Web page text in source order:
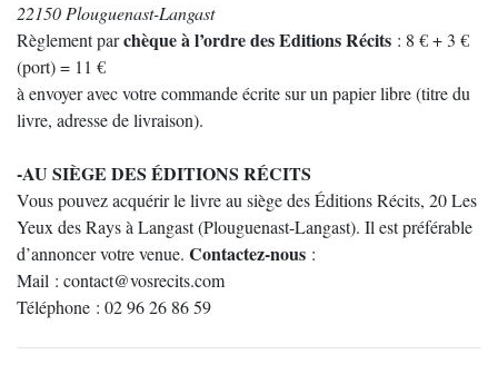
22150 Plouguenast-Langast
Règlement parchèque à l’ordre des Editions Récits : 8 € + 3 €
(port) = 11 €
à envoyer avec votre commande écrite sur un papier libre (titre du
livre, adresse de livraison).
-AU SIÈGE DES ÉDITIONS RÉCITS
Vous pouvez acquérir le livre au siège des Éditions Récits, 20 Les
Yeux des Rays à Langast (Plouguenast-Langast). Il est préférable
d’annoncer votre venue. Contactez-nous :
Mail : contact@vosrecits.com
Téléphone : 02 96 26 86 59